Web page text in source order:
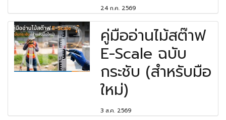
24 ก.ค. 2569
คู่มืออ่านไม้สต๊าฟ
E-Scale ฉบับ
กระชับ (สำหรับมือ
ใหม่)
3 ส.ค. 2569